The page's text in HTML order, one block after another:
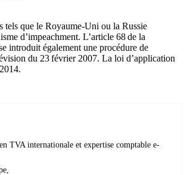
tels que le Royaume-Uni ou la Russie
d’impeachment. L’article 68 de la
introduit également une procédure de
du 23 février 2007. La loi d’application
TVA internationale et expertise comptable e-